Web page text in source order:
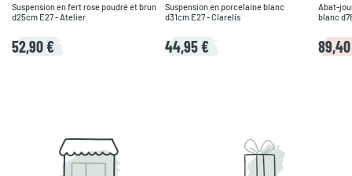
Suspension en fert rose poudré et brun
d25cm E27 - Atelier
52,90 €
Suspension en porcelaine blanc
d31cm E27 - Clarelis
44,95 €
Abat-
blanc